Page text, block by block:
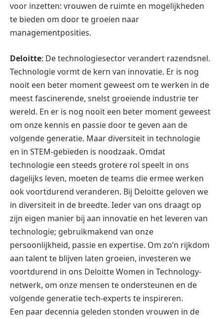
voor inzetten: vrouwen de ruimte en mogelijkheden
te bieden om door te groeien naar
managementposities.
Deloitte: De technologiesector verandert razendsnel.
Technologie vormt de kern van innovatie. Er is nog
nooit een beter moment geweest om te werken in de
meest fascinerende, snelst groeiende industrie ter
wereld. En er is nog nooit een beter moment geweest
om onze kennis en passie door te geven aan de
volgende generatie. Maar diversiteit in technologie
en in STEM-gebieden is noodzaak. Omdat
technologie een steeds grotere rol speelt in ons
dagelijks leven, moeten de teams die ermee werken
ook voortdurend veranderen. Bij Deloitte geloven we
in diversiteit in de breedte. Ieder van ons draagt op
zijn eigen manier bij aan innovatie en het leveren van
technologie; gebruikmakend van onze
persoonlijkheid, passie en expertise. Om zo’n rijkdom
aan talent te blijven laten groeien, investeren we
voortdurend in ons Deloitte Women in Technology-
netwerk, om onze mensen te ondersteunen en de
volgende generatie tech-experts te inspireren.
Een paar decennia geleden stonden vrouwen in de